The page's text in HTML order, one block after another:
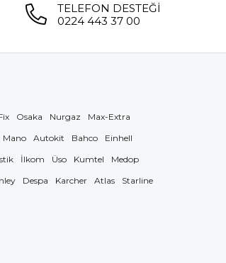
TELEFON DESTEĞİ
0224 443 37 00
Osaka Nurgaz
Max-Extra
Mano Autokit Bahco
Einhell
İlkom Üso Kumtel
Medop
Despa Karcher Atlas
Starline